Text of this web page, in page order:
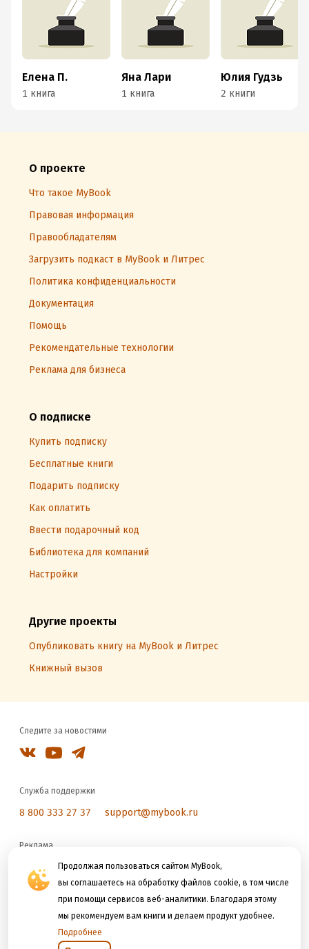
Продолжая пользоваться сайтом MyBook,
вы соглашаетесь на обработку файлов cookie, в том числе
при помощи сервисов веб-аналитики. Благодаря этому
мы рекомендуем вам книги и делаем продукт удобнее.
Подробнее
Елена П.
1 книга
Яна Лари
1 книга
Юлия Гудзь
2 книги
О проекте
Что такое MyBook
Правовая информация
Правообладателям
Загрузить подкаст в MyBook и Литрес
Политика конфиденциальности
Документация
Помощь
Рекомендательные технологии
Реклама для бизнеса
О подписке
Купить подписку
Бесплатные книги
Подарить подписку
Как оплатить
Ввести подарочный код
Библиотека для компаний
Настройки
Другие проекты
Опубликовать книгу на MyBook и Литрес
Книжный вызов
Следите за новостями
Служба поддержки
8 800 333 27 37 support@mybook.ru
Реклама
reklama@litres.ru
Мы принимаем к оплате